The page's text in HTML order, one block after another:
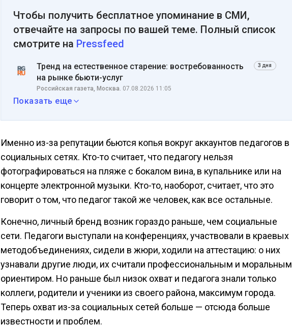
Чтобы получить бесплатное упоминание в СМИ,
отвечайте на запросы по вашей теме. Полный список
смотрите на Pressfeed
Тренд на естественное старение: востребованность
на рынке бьюти-услуг
3 дня
Российская газета, Москва. 07.08.2026 11:05
Показать еще
Именно из-за репутации бьются копья вокруг аккаунтов педагогов в
социальных сетях. Кто-то считает, что педагогу нельзя
фотографироваться на пляже с бокалом вина, в купальнике или на
концерте электронной музыки. Кто-то, наоборот, считает, что это
говорит о том, что педагог такой же человек, как все остальные.
Конечно, личный бренд возник гораздо раньше, чем социальные
сети. Педагоги выступали на конференциях, участвовали в краевых
методобъединениях, сидели в жюри, ходили на аттестацию: о них
узнавали другие люди, их считали профессиональным и моральным
ориентиром. Но раньше был низок охват и педагога знали только
коллеги, родители и ученики из своего района, максимум города.
Теперь охват из-за социальных сетей больше — отсюда больше
известности и проблем.